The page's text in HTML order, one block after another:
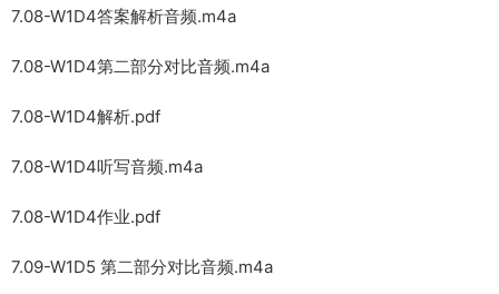
7.08-W1D4答案解析音频.m4a
7.08-W1D4第二部分对比音频.m4a
7.08-W1D4解析.pdf
7.08-W1D4听写音频.m4a
7.08-W1D4作业.pdf
7.09-W1D5 第二部分对比音频.m4a